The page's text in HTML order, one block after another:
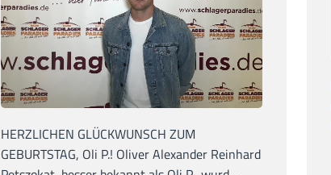
HERZLICHEN GLÜCKWUNSCH ZUM
GEBURTSTAG, Oli P.! Oliver Alexander Reinhard